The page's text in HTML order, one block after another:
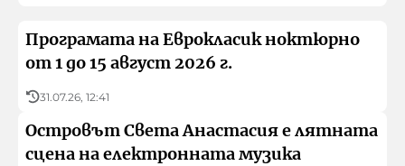
Програмата на Еврокласик ноктюрно
от 1 до 15 август 2026 г.
31.07.26, 12:41
Островът Света Анастасия е лятната
сцена на електронната музика